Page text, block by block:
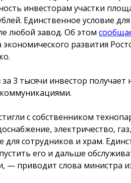
инвесторам участки
Единственное условие
любой завод. Об этом
экономического развития
3 тысячи инвестор
с собственником
электричество,
для сотрудников и храм.
его и дальше
— приводит слова министра